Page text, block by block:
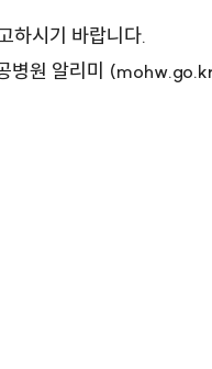
하시기 바랍니다.
병원 알리미